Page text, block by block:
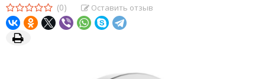
(0) Оставить отзыв